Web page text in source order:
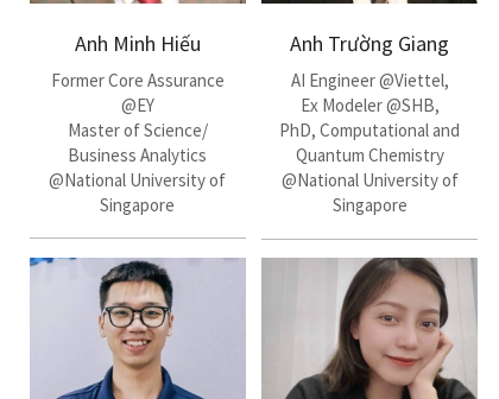
Anh Minh Hiếu
Former Core Assurance
@EY
Master of Science/
Business Analytics
@National University of
Singapore
Anh Trường Giang
AI Engineer @Viettel,
Ex Modeler @SHB,
PhD, Computational and
Quantum Chemistry
@National University of
Singapore